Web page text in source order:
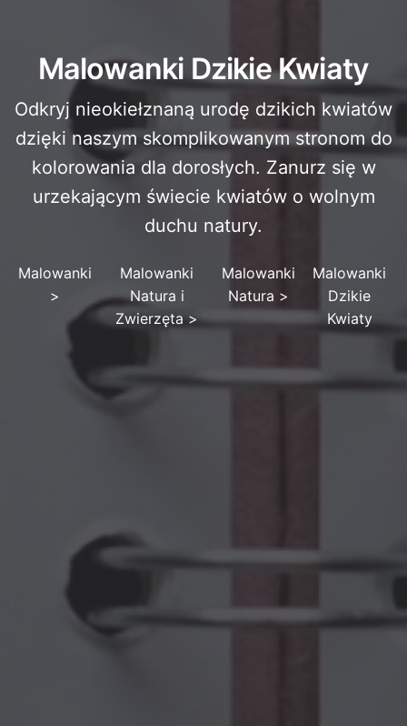
Malowanki Dzikie Kwiaty
Odkryj nieokiełznaną urodę dzikich kwiatów
dzięki naszym skomplikowanym stronom do
kolorowania dla dorosłych. Zanurz się w
urzekającym świecie kwiatów o wolnym
duchu natury.
Malowanki
>
Malowanki
Natura i
Zwierzęta>
Malowanki
Natura >
Malowanki
Dzikie
Kwiaty